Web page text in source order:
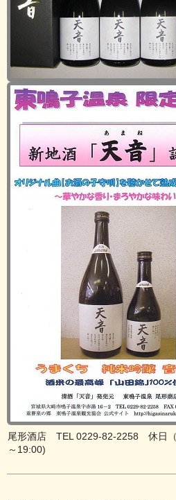
尾形酒店 TEL 0229-82-2258 休日
～19:00)